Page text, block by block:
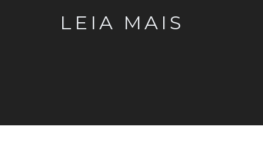
LEIA MAIS